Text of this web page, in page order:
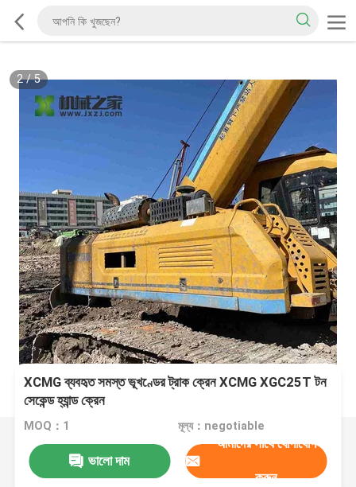
2/5
XCMG ব্যবহৃত সমস্ত ভূখণ্ডের ট্রাক ক্রেন XCMG XGC25T টন
সেকেন্ড হ্যান্ড ক্রেন
MOQ：1 মূল্য：negotiable
ভালো দাম
আমাদের সাথে যোগাযোগ
করুন